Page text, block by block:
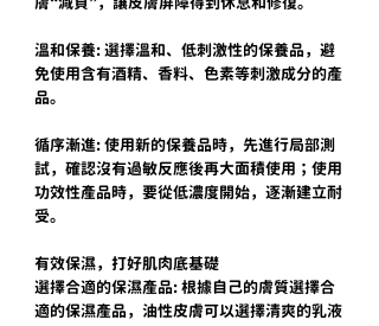
溫和保養: 選擇溫和、低刺激性的保養品，避
免使用含有酒精、香料、色素等刺激成分的產
品。
循序漸進: 使用新的保養品時，先進行局部測
試，確認沒有過敏反應後再大面積使用；使用
功效性產品時，要從低濃度開始，逐漸建立耐
受。
有效保濕，打好肌肉底基礎
選擇合適的保濕產品: 根據自己的膚質選擇合
適的保濕產品，油性皮膚可以選擇清爽的乳液